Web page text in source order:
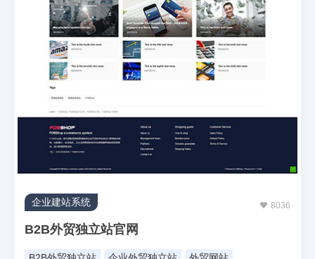
企业建站系统 8036
B2B外贸独立站官网